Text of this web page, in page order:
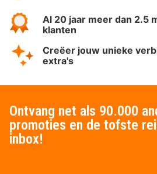
Al 20 jaar meer dan 2.5
klanten
Creëer jouw unieke
extra's
Ontvang net als 90.000
promoties en de tofste
inbox!